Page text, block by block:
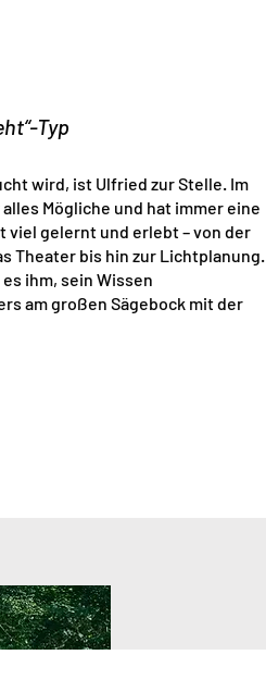
Typ
wird, ist Ulfried zur Stelle. Im
Mögliche und hat immer eine
viel gelernt und erlebt – von der
Theater bis hin zur Lichtplanung.
ihm, sein Wissen
am großen Sägebock mit der